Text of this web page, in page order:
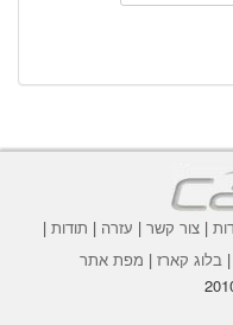
|צור קשר | עזרה | תודות |
|בלוג קארז | מפת אתר